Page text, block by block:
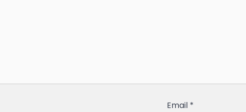
Email *